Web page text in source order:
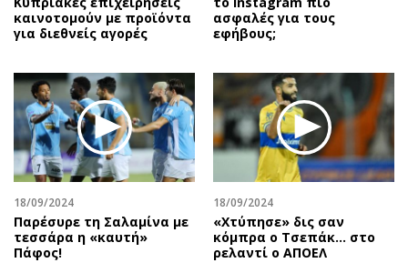
καινοτομούν με προϊόντα
για διεθνείς αγορές
ασφαλές για τους
εφήβους;
18/09/2024
Παρέσυρε τη Σαλαμίνα με
τεσσάρα η «καυτή»
Πάφος!
18/09/2024
«Χτύπησε» δις σαν
κόμπρα ο Τσεπάκ… στο
ρελαντί ο ΑΠΟΕΛ